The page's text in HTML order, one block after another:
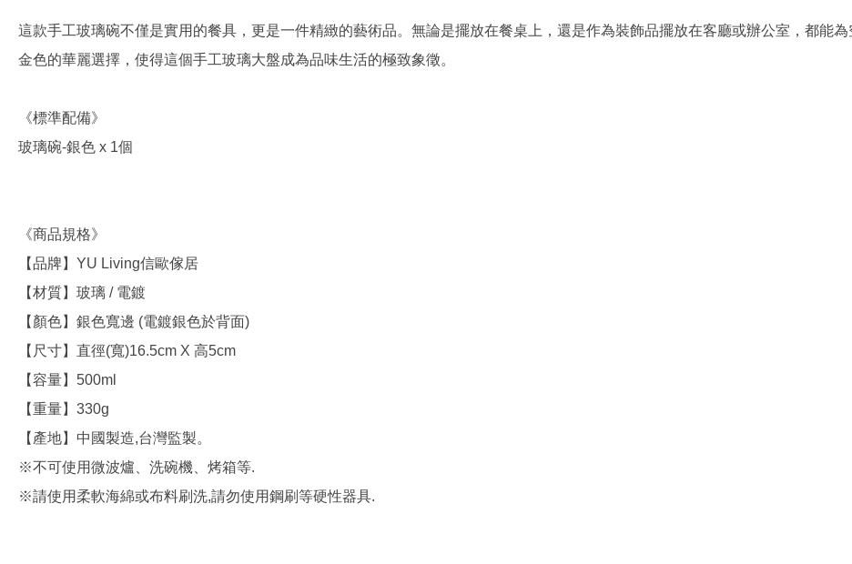
這款手工玻璃碗不僅是實用的餐具，更是一件精緻的藝術品。無論是擺放在餐桌上，還是作為裝飾品擺放在客廳或辦公室，都能
金色的華麗選擇，使得這個手工玻璃大盤成為品味生活的極致象徵。
《標準配備》
玻璃碗-銀色 x 1個
《商品規格》
【品牌】YU Living信歐傢居
【材質】玻璃 / 電鍍
【顏色】銀色寬邊 (電鍍銀色於背面)
【尺寸】直徑(寬)16.5cm X 高5cm
【容量】500ml
【重量】330g
【產地】中國製造,台灣監製。
※不可使用微波爐、洗碗機、烤箱等.
※請使用柔軟海綿或布料刷洗,請勿使用鋼刷等硬性器具.